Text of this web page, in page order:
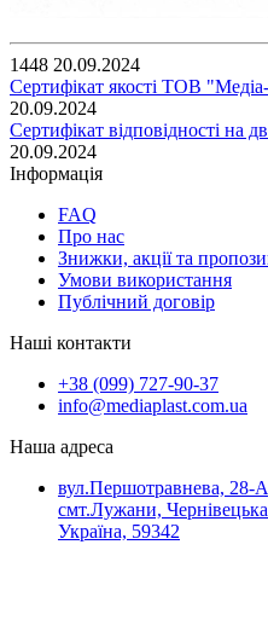
1448 20.09.2024
Сертифікат якості ТОВ
20.09.2024
Сертифікат відповідності на
20.09.2024
Інформація
FAQ
Про нас
Знижки, акції та
Умови використання
Публічний договір
Наші контакти
+38 (099) 727-90-37
info@mediaplast.com.ua
Наша адреса
вул.Першотравнева, 28-
смт.Лужани,
Україна, 59342